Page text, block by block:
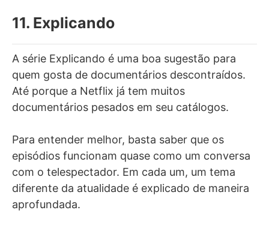
11. Explicando
A série Explicando é uma boa sugestão para
quem gosta de documentários descontraídos.
Até porque a Netflix já tem muitos
documentários pesados em seu catálogos.
Para entender melhor, basta saber que os
episódios funcionam quase como um conversa
com o telespectador. Em cada um, um tema
diferente da atualidade é explicado de maneira
aprofundada.